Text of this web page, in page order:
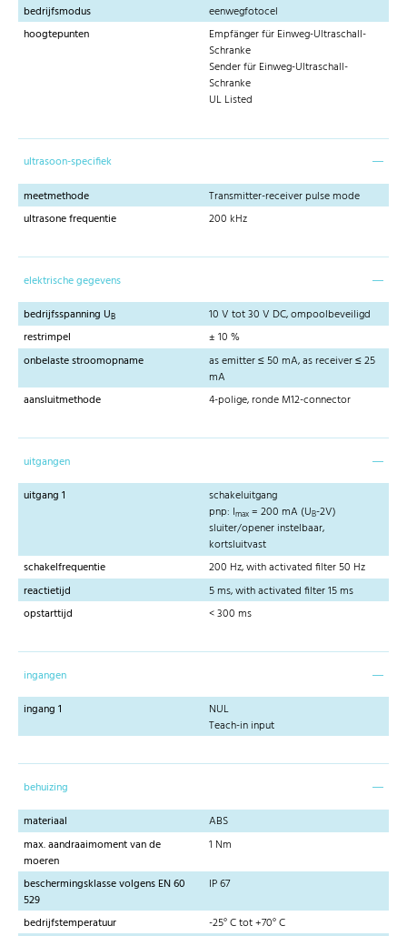
bedrijfsmodus
eenwegfotocel
hoogtepunten
Empfänger für Einweg-Ultraschall-
Schranke
Sender für Einweg-Ultraschall-
Schranke
UL Listed
ultrasoon-specifiek
meetmethode
Transmitter-receiver pulse mode
ultrasone frequentie
200 kHz
elektrische gegevens
bedrijfsspanning UB
10 V tot 30 V DC, ompoolbeveiligd
restrimpel
± 10 %
onbelaste stroomopname
as emitter ≤ 50 mA, as receiver ≤ 25
mA
aansluitmethode
4-polige, ronde M12-connector
uitgangen
uitgang 1
schakeluitgang
pnp: Imax = 200 mA (UB-2V)
sluiter/opener instelbaar,
kortsluitvast
schakelfrequentie
200 Hz, with activated filter 50 Hz
reactietijd
5 ms, with activated filter 15 ms
opstarttijd
< 300 ms
ingangen
ingang 1
NUL
Teach-in input
behuizing
materiaal
ABS
max. aandraaimoment van de
moeren
1 Nm
beschermingsklasse volgens EN 60
529
IP 67
bedrijfstemperatuur
-25° C tot +70° C